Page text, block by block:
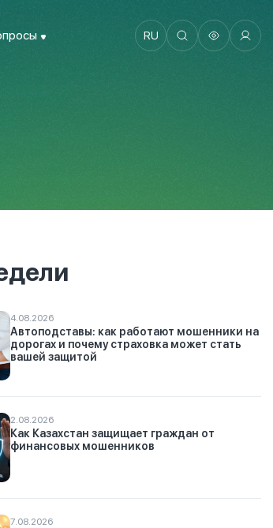
RU
4.08.2026
Автоподставы: как работают мошенники на
дорогах и почему страховка может стать
вашей защитой
2.08.2026
Как Казахстан защищает граждан от
финансовых мошенников
7.08.2026